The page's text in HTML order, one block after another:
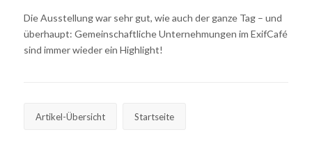
Die Ausstellung war sehr gut, wie auch der ganze Tag – und
überhaupt: Gemeinschaftliche Unternehmungen im ExifCafé
sind immer wieder ein Highlight!
Artikel-Übersicht Startseite